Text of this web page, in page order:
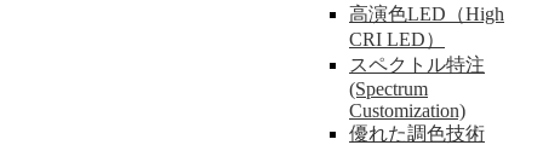
高演色LED（High
CRI LED）
スペクトル特注
(Spectrum
Customization)
優れた調色技術